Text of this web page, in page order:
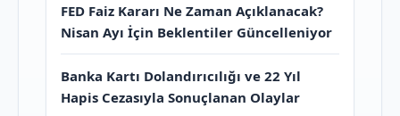
FED Faiz Kararı Ne Zaman Açıklanacak?
Nisan Ayı İçin Beklentiler Güncelleniyor
Banka Kartı Dolandırıcılığı ve 22 Yıl
Hapis Cezasıyla Sonuçlanan Olaylar